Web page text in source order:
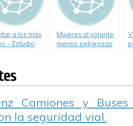
a los más
– Estudio
Mujeres al volante,
menos peligrosas
Camiones y
la seguridad vial.